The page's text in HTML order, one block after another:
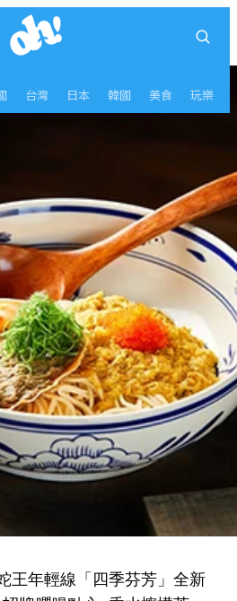
台灣 日本 韓國 美食 玩樂
王年輕線「四季芬芳」全新